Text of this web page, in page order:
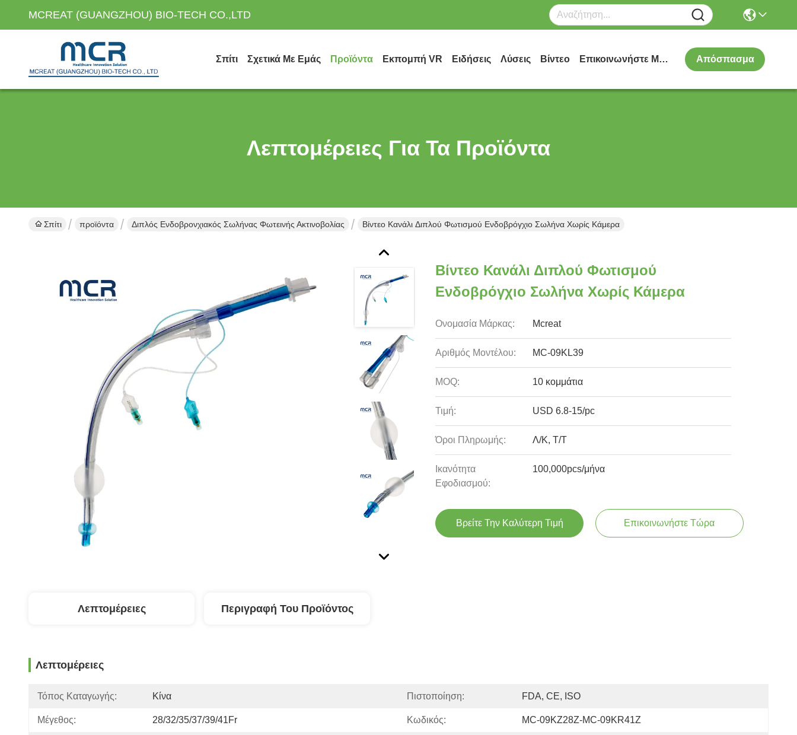
MCREAT (GUANGZHOU) BIO-TECH CO.,LTD
Σπίτι Σχετικά Με Εμάς Προϊόντα Εκπομπή VR Ειδήσεις Λύσεις Βίντεο Επικοινωνήστε Μαζί Μας Απόσπασμα
Λεπτομέρειες Για Τα Προϊόντα
Σπίτι προϊόντα Διπλός Ενδοβρονχιακός Σωλήνας Φωτεινής Ακτινοβολίας Βίντεο Κανάλι Διπλού Φωτισμού Ενδοβρόγχιο Σωλήνα Χωρίς Κάμερα
Βίντεο Κανάλι Διπλού Φωτισμού
Ενδοβρόγχιο Σωλήνα Χωρίς Κάμερα
Ονομασία Μάρκας: Mcreat
Αριθμός Μοντέλου: MC-09KL39
MOQ: 10 κομμάτια
Τιμή: USD 6.8-15/pc
Όροι Πληρωμής: Λ/Κ, Τ/Τ
Ικανότητα
Εφοδιασμού:
100,000pcs/μήνα
Βρείτε Την Καλύτερη Τιμή Επικοινωνήστε Τώρα
Λεπτομέρειες Περιγραφή Του Προϊόντος
Λεπτομέρειες
Τόπος Καταγωγής: Κίνα Πιστοποίηση: FDA, CE, ISO
Μέγεθος: 28/32/35/37/39/41Fr Κωδικός: MC-09KZ28Z-MC-09KR41Z